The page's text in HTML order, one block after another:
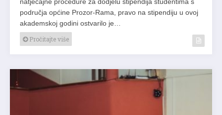
područja općine Prozor-Rama, pravo na stipendiju u ovoj
akademskoj godini ostvarilo je…
Pročitajte više